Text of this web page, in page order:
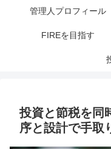
管理人プロフィール
FIREを目指す
投資と節税を同
序と設計で手取